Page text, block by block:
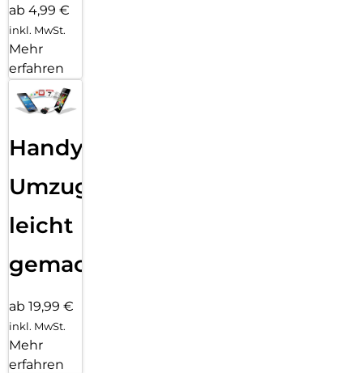
ab 4,99 €
inkl. MwSt.
Mehr
erfahren
Handy
Umzug
leicht
gemacht!
ab 19,99 €
inkl. MwSt.
Mehr
erfahren